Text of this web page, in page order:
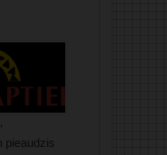
pieaudzis